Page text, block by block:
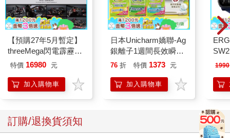
【預購27年5月暫定】
threeMega閃電霹靂車
VA Hi-SPEC UNITED
SIREN 黑色限定
特價 16980 元
加入購物車
日本Unicharm嬌聯-Ag
銀離子1週間長效瞬吸
乾爽寵物消臭大師貓尿
防滲漏貓尿布/可觀察
尿色貓潔墊補充包/本
76 折 特價 1373 元
加入購物車
泳
1990
訂購/退換貨須知